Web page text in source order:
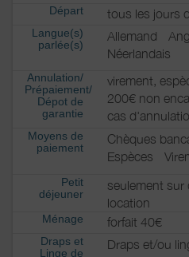
Départ tous les jours
Langue(s)
parlée(s)
Allemand
Néerlandais
Annulation/
Prépaiement/
Dépot de
garantie
virement,
200€ non
cas
Moyens de
paiement
Chèques
Espèces
Petit
déjeuner
seulement sur
location
Ménage forfait 40€
Draps et
Linge de
Draps et/ou